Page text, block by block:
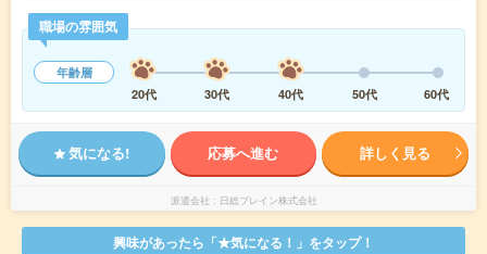
職場の雰囲気
年齢層
20代
30代 40代 50代 60代
気になる! 応募へ進む 詳しく見る
派遣会社 日総ブレイン株式会社
興味があったら「★気になる！」をタップ！